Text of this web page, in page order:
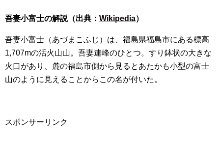
吾妻小富士の解説（出典： Wikipedia）
吾妻小富士（あづまこふじ）は、福島県福島市にある標高
1,707mの活火山山。吾妻連峰のひとつ。すり鉢状の大きな
火口があり、麓の福島市側から見るとあたかも小型の富士
山のように見えることからこの名が付いた。
スポンサーリンク